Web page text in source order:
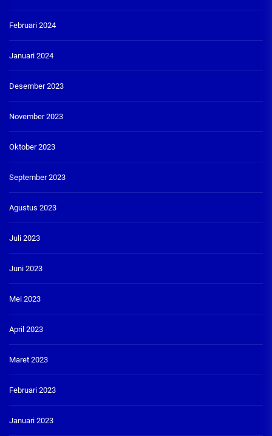
Februari 2024
Januari 2024
Desember 2023
November 2023
Oktober 2023
September 2023
Agustus 2023
Juli 2023
Juni 2023
Mei 2023
April 2023
Maret 2023
Februari 2023
Januari 2023